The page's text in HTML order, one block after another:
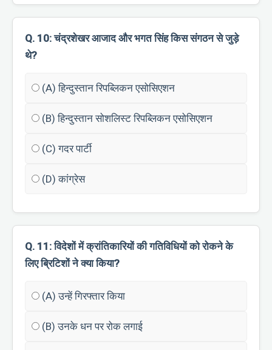
Q. 10: चंद्रशेखर आजाद और भगत सिंह किस संगठन से जुड़े
थे?
(A) हिन्दुस्तान रिपब्लिकन एसोसिएशन
(B) हिन्दुस्तान सोशलिस्ट रिपब्लिकन एसोसिएशन
(C) गदर पार्टी
(D) कांग्रेस
Q. 11: विदेशों में क्रांतिकारियों की गतिविधियों को रोकने के
लिए ब्रिटिशों ने क्या किया?
(A) उन्हें गिरफ्तार किया
(B) उनके धन पर रोक लगाई